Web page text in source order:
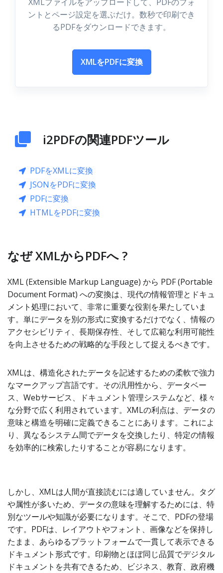
ントとページ設定を選ぶだけ。数秒で印刷でき
るPDFをダウンロードできます。
XMLをPDFに変換
i2PDFの関連PDFツール
PDFをXMLに変換
JSONをPDFに変換
PDFに変換
HTMLをPDFに変換
なぜ XMLからPDFへ ?
XML (Extensible Markup Language) から PDF (Portable
Document Format) への変換は、現代の情報管理とドキュ
メント処理において、非常に重要な役割を果たしていま
す。単にデータを別の形式に変換するだけでなく、情報の
アクセシビリティ、長期保存性、そして広範な利用可能性
を向上させるための戦略的な手段として捉えるべきです。
XMLは、構造化されたデータを記述するための柔軟で強力
なマークアップ言語です。その汎用性から、データベー
ス、Webサービス、ドキュメント管理システムなど、様々
な分野で広く利用されています。XMLの利点は、データの
意味と構造を明確に定義できることにあります。これによ
り、異なるシステム間でデータを交換したり、特定の情報
を効率的に検索したりすることが容易になります。
しかし、XMLは人間が直接読むには適していません。タグ
や属性が多いため、データの意味を理解するためには、特
別なツールや知識が必要になります。そこで、PDFの登場
です。PDFは、レイアウトやフォント、画像などを保持し
たまま、あらゆるプラットフォームで一貫して表示できる
ドキュメント形式です。印刷物とほぼ同じ品質でデジタル
ドキュメントを共有できるため、ビジネス、教育、政府機